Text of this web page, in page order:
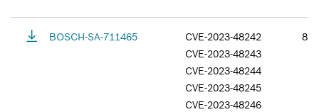
BOSCH-SA-711465
CVE-2023-48242
CVE-2023-48243
CVE-2023-48244
CVE-2023-48245
CVE-2023-48246
8.8